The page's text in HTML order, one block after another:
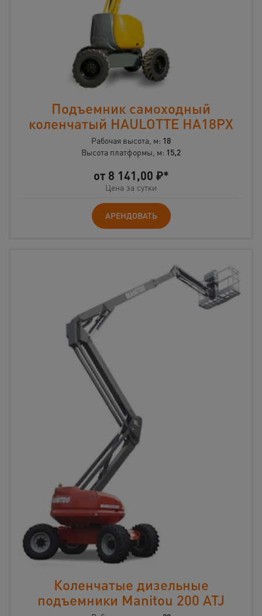
Подъемник самоходный
коленчатый HAULOTTE HA18PX
Рабочая высота, м: 18
Высота платформы, м: 15,2
от 8 141,00 ₽*
Цена за сутки
АРЕНДОВАТЬ
Коленчатые дизельные
подъемники Manitou 200 ATJ